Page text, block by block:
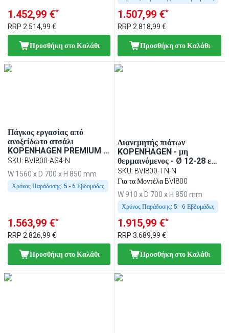
1.452,99 €*
RRP 2.514,99 €
Προσθήκη στο Καλάθι
1.507,99 €*
RRP2.818,99 €
Προσθήκη στο Καλάθι
Πάγκος εργασίας από
ανοξείδωτο ατσάλι
KOPENHAGEN PREMIUM -
1560x700 mm - ανοιχτό
μοντέλο
SKU: BVI800-AS4-N
W 1560 x D 700 x H 850 mm
Χρόνος Παράδοσης: 5 - 6 Εβδομάδες
1.563,99 €*
RRP 2.826,99 €
Προσθήκη στο Καλάθι
Διανεμητής πιάτων
KOPENHAGEN - μη
θερμαινόμενος - Ø 12-28 εκ -
910x700x850 mm - έως 120
πιάτα - ανοξείδωτο ατσάλι
SKU: BVI800-TN-N
Για τα Μοντέλα BVI800
W 910 x D 700 x H 850 mm
Χρόνος Παράδοσης: 5 - 6 Εβδομάδες
1.915,99 €*
RRP3.689,99 €
Προσθήκη στο Καλάθι